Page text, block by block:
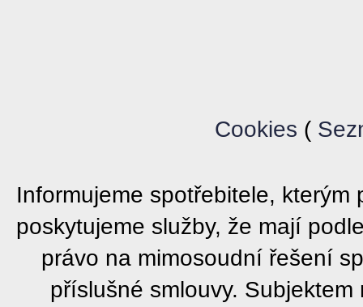
Cookies (
Informujeme spotřebitele, kterým
poskytujeme služby, že mají
právo na mimosoudní řešení
příslušné smlouvy.